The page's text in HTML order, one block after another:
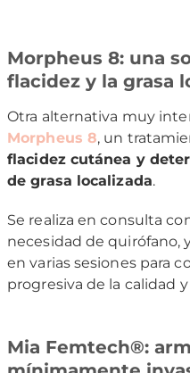
Morpheus 8: una
flacidez y la grasa
Otra alternativa muy
Morpheus 8, un
flacidez cutánea y
de grasa localizada.
Se realiza en consulta
necesidad de quirófano,
en varias sesiones para
progresiva de la calidad
Mia Femtech®: